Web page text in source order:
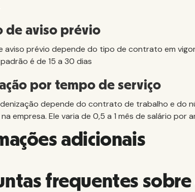
de aviso prévio
aviso prévio depende do tipo de contrato em
é de 15 a 30 dias
por tempo de serviço
depende do contrato de trabalho e do
empresa. Ele varia de 0,5 a 1 mês de salário por
adicionais
frequentes